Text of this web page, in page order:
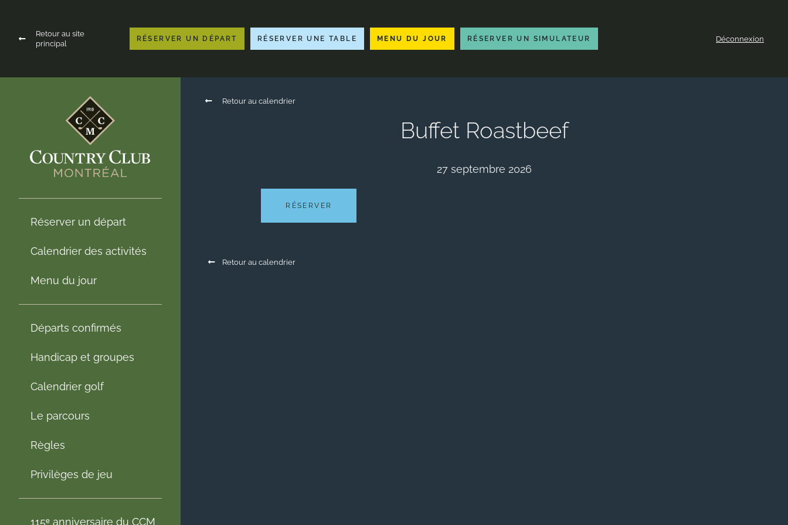
Retour au site
principal
RÉSERVER UN DÉPART RÉSERVER UNE TABLE MENU DU JOUR RÉSERVER UN SIMULATEUR Déconnexion
Réserver un départ
Calendrier des activités
Menu du jour
Départs confirmés
Handicap et groupes
Calendrier golf
Le parcours
Règles
Privilèges de jeu
115ᵉ anniversaire du CCM
Retour au calendrier
Buffet Roastbeef
27 septembre 2026
RÉSERVER
Retour au calendrier